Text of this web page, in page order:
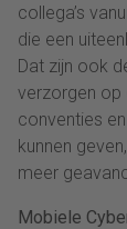
collega’s
die een
Dat zijn ook
verzorgen op
conventies
kunnen
meer
Mobiele